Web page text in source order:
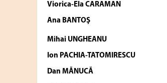
Viorica-Ela CARAMAN
Ana BANTOŞ
Mihai UNGHEANU
Ion PACHIA-TATOMIRESCU
Dan MĂNUCĂ